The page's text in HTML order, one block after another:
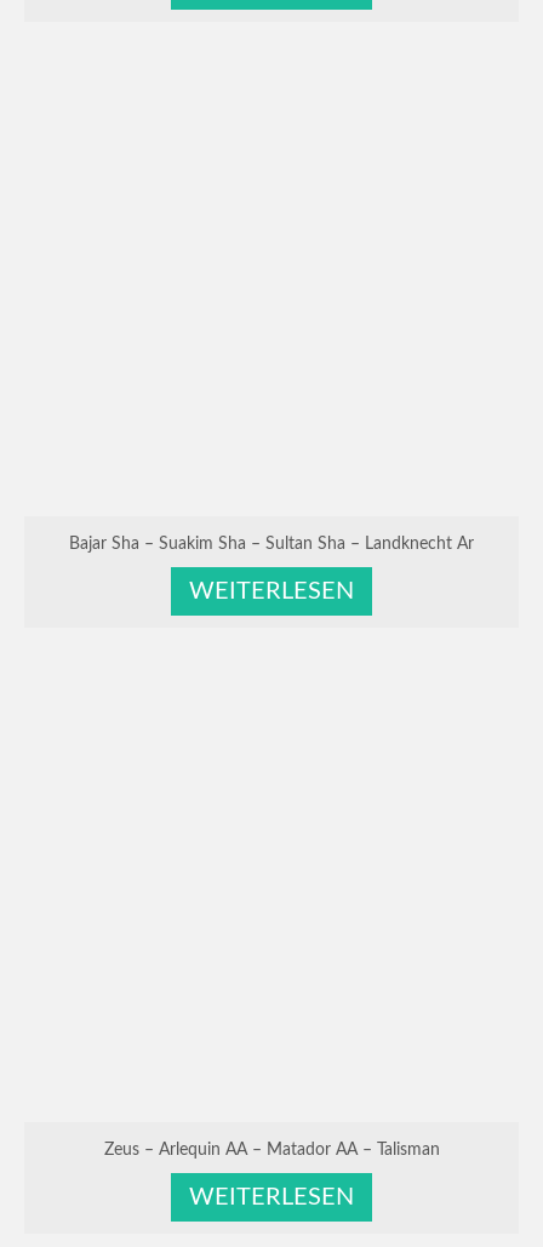
Bajar Sha – Suakim Sha – Sultan Sha – Landknecht Ar
WEITERLESEN
Zeus – Arlequin AA – Matador AA – Talisman
WEITERLESEN